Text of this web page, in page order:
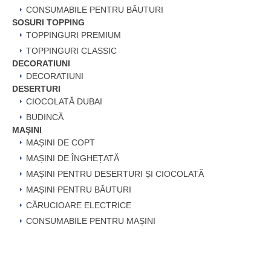
CONSUMABILE PENTRU BĂUTURI
SOSURI TOPPING
TOPPINGURI PREMIUM
TOPPINGURI CLASSIC
DECORATIUNI
DECORATIUNI
DESERTURI
CIOCOLATĂ DUBAI
BUDINCĂ
MAȘINI
MAȘINI DE COPT
MAȘINI DE ÎNGHEȚATĂ
MAȘINI PENTRU DESERTURI ȘI CIOCOLATĂ
MAȘINI PENTRU BĂUTURI
CĂRUCIOARE ELECTRICE
CONSUMABILE PENTRU MAȘINI